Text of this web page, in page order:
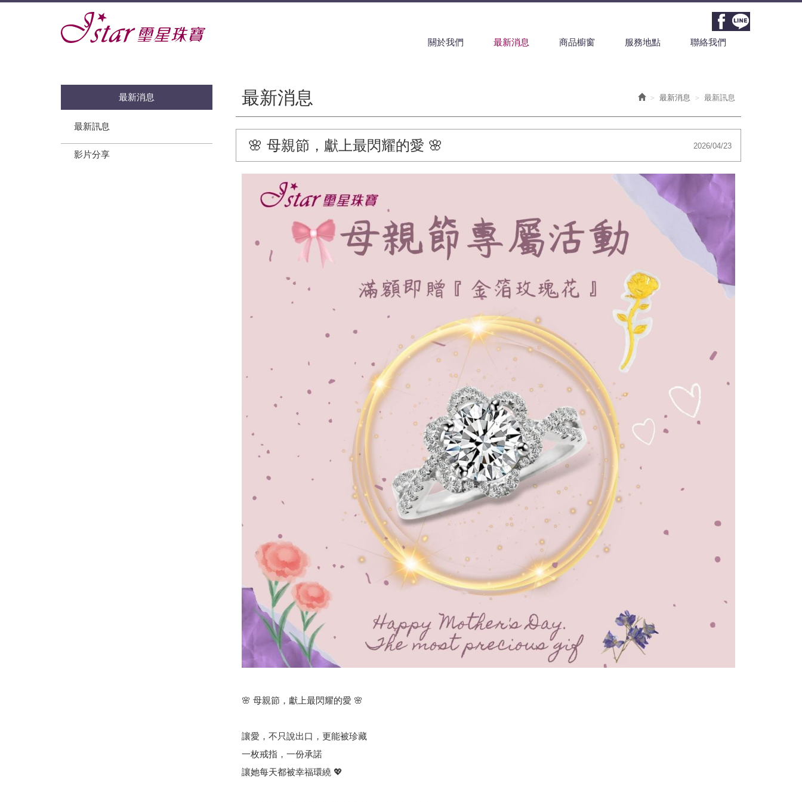
關於我們 最新消息 商品櫥窗 服務地點 聯絡我們
最新消息
最新訊息
影片分享
最新消息 最新訊息
最新消息
2026/04/23
🌸 母親節，獻上最閃耀的愛 🌸
🌸 母親節，獻上最閃耀的愛 🌸
讓愛，不只說出口，更能被珍藏
一枚戒指，一份承諾
讓她每天都被幸福環繞 💖